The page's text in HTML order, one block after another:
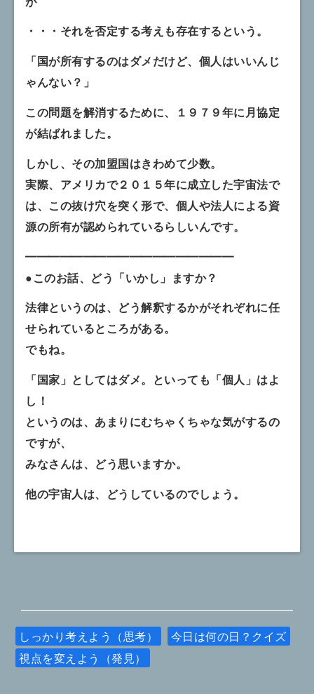
・・・それを否定する考えも存在するという。
「国が所有するのはダメだけど、個人はいいんじ
ゃんない？」
この問題を解消するために、１９７９年に月協定
が結ばれました。
しかし、その加盟国はきわめて少数。
実際、アメリカで２０１５年に成立した宇宙法で
は、この抜け穴を突く形で、個人や法人による資
源の所有が認められているらしいんです。
━━━━━━━━━━━━━━━━━━
●このお話、どう「いかし」ますか？
法律というのは、どう解釈するかがそれぞれに任
せられているところがある。
でもね。
「国家」としてはダメ。といっても「個人」はよ
し！
というのは、あまりにむちゃくちゃな気がするの
ですが、
みなさんは、どう思いますか。
他の宇宙人は、どうしているのでしょう。
しっかり考えよう（思考）
今日は何の日？クイズ
視点を変えよう（発見）